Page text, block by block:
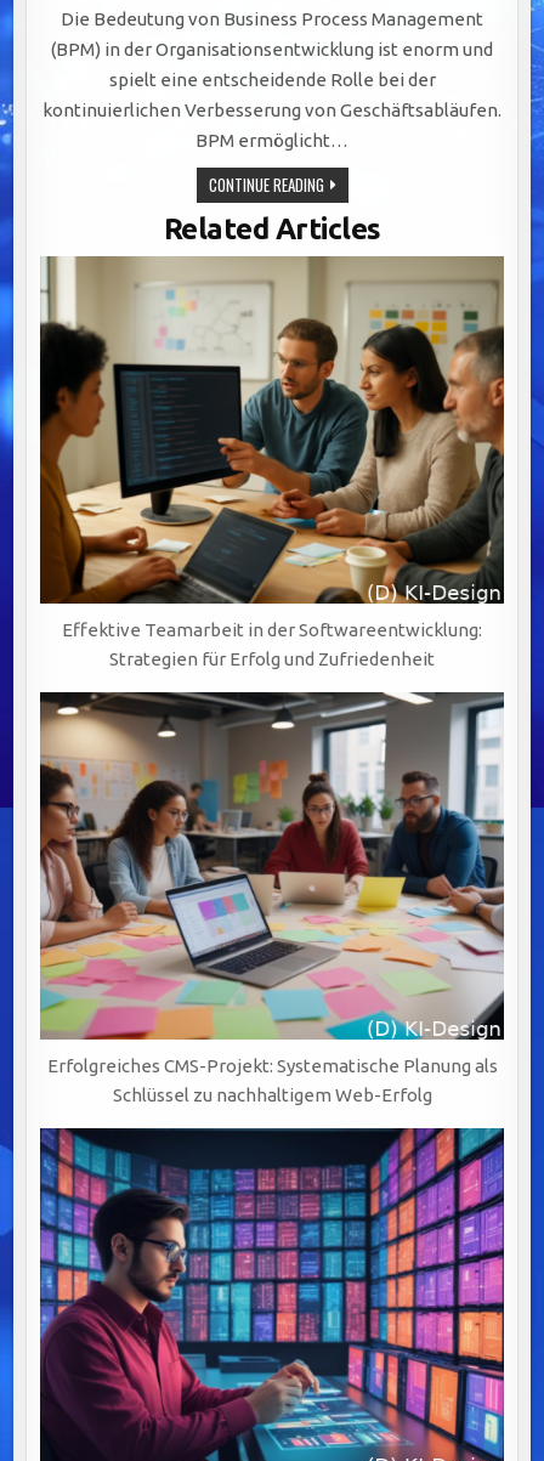
Die Bedeutung von Business Process Management
(BPM) in der Organisationsentwicklung ist enorm und
spielt eine entscheidende Rolle bei der
kontinuierlichen Verbesserung von Geschäftsabläufen.
BPM ermöglicht…
CONTINUE READINGSTRATEGISCHE
BEDEUTUNG
VON
BUSINESS
PROCESS
MANAGEMENT
EFFIZIENZ,
AGILITÄT
UND
Related Articles
Effektive Teamarbeit in der Softwareentwicklung:
Strategien für Erfolg und Zufriedenheit
Erfolgreiches CMS-Projekt: Systematische Planung als
Schlüssel zu nachhaltigem Web-Erfolg